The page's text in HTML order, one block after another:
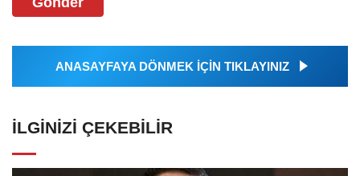
ANASAYFAYA DÖNMEK İÇİN TIKLAYINIZ
İLGINIZI ÇEKEBILIR